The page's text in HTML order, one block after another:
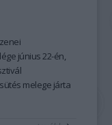
június 22-én,
melege járta